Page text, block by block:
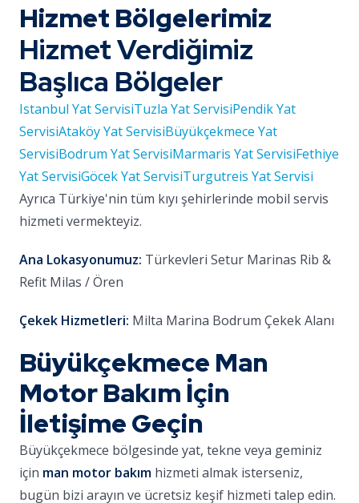
Hizmet Bölgelerimiz
Hizmet Verdiğimiz
Başlıca Bölgeler
Istanbul Yat ServisiTuzla Yat ServisiPendik Yat
ServisiAtaköy Yat ServisiBüyükçekmece Yat
ServisiBodrum Yat ServisiMarmaris Yat ServisiFethiye
Yat ServisiGöcek Yat ServisiTurgutreis Yat Servisi
Ayrıca Türkiye'nin tüm kıyı şehirlerinde mobil servis
hizmeti vermekteyiz.
Ana Lokasyonumuz: Türkevleri Setur Marinas Rib &
Refit Milas / Ören
Çekek Hizmetleri: Milta Marina Bodrum Çekek Alanı
Büyükçekmece Man
Motor Bakım İçin
İletişime Geçin
Büyükçekmece bölgesinde yat, tekne veya geminiz
için man motor bakım hizmeti almak isterseniz,
bugün bizi arayın ve ücretsiz keşif hizmeti talep edin.